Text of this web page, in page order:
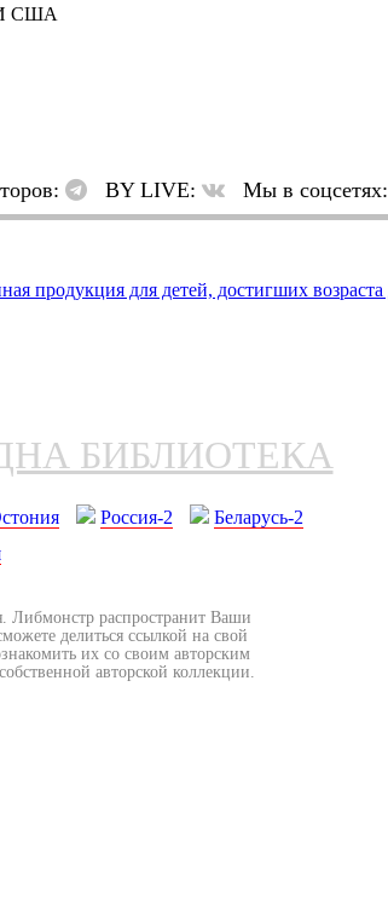
США
BY LIVE: Мы в соцсетях:
БИБЛИОТЕКА
Россия-2
Беларусь-2
Либмонстр распространит Ваши
делиться ссылкой на свой
их со своим авторским
авторской коллекции.